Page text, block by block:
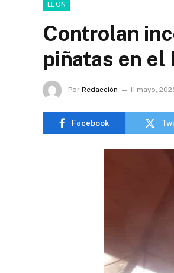
LEÓN
Controlan
piñatas en el
Por Redacción 11 mayo,
Facebook